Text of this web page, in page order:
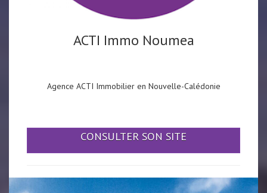
ACTI Immo Noumea
Agence ACTI Immobilier en Nouvelle-Calédonie
CONSULTER SON SITE